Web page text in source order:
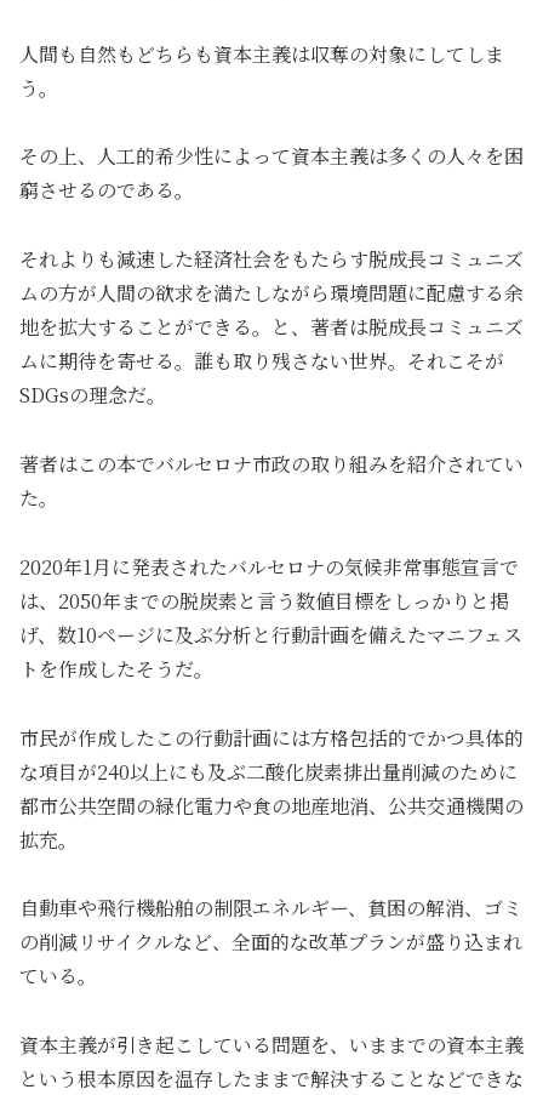
人間も自然もどちらも資本主義は収奪の対象にしてしま
う。
その上、人工的希少性によって資本主義は多くの人々を困
窮させるのである。
それよりも減速した経済社会をもたらす脱成長コミュニズ
ムの方が人間の欲求を満たしながら環境問題に配慮する余
地を拡大することができる。と、著者は脱成長コミュニズ
ムに期待を寄せる。誰も取り残さない世界。それこそが
SDGsの理念だ。
著者はこの本でバルセロナ市政の取り組みを紹介されてい
た。
2020年1月に発表されたバルセロナの気候非常事態宣言で
は、2050年までの脱炭素と言う数値目標をしっかりと掲
げ、数10ページに及ぶ分析と行動計画を備えたマニフェス
トを作成したそうだ。
市民が作成したこの行動計画には方格包括的でかつ具体的
な項目が240以上にも及ぶ二酸化炭素排出量削減のために
都市公共空間の緑化電力や食の地産地消、公共交通機関の
拡充。
自動車や飛行機船舶の制限エネルギー、貧困の解消、ゴミ
の削減リサイクルなど、全面的な改革プランが盛り込まれ
ている。
資本主義が引き起こしている問題を、いままでの資本主義
という根本原因を温存したままで解決することなどできな